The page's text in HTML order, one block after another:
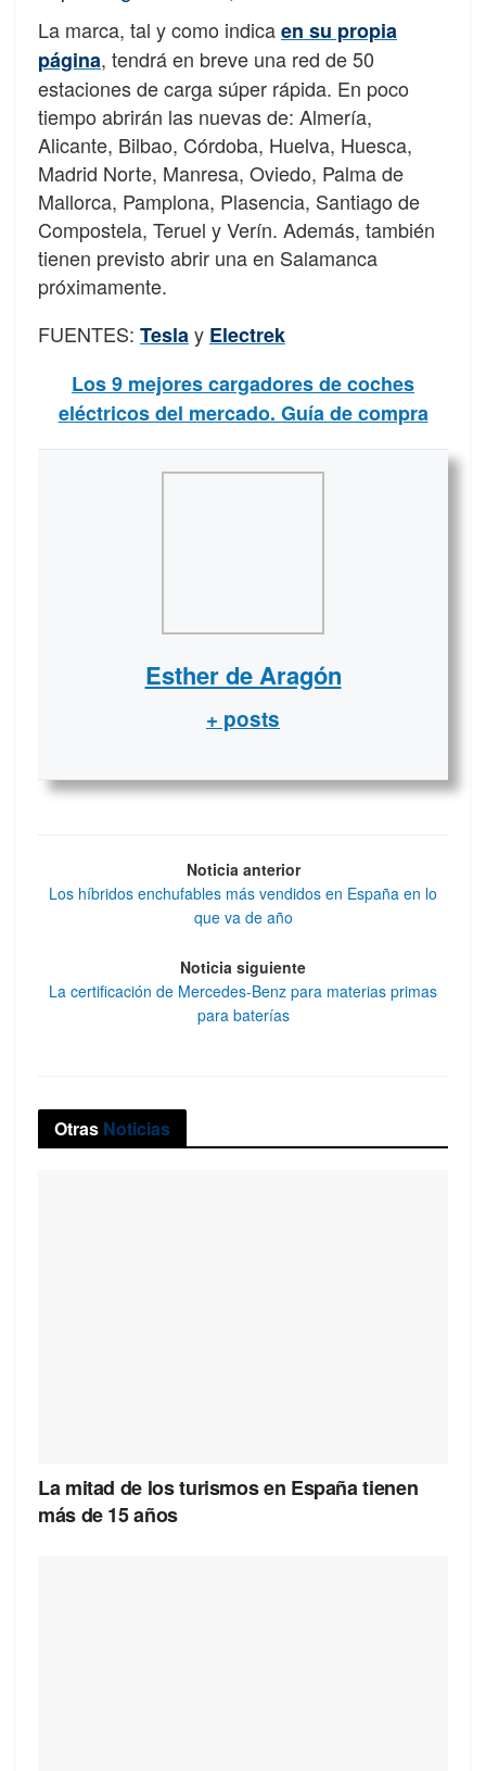
La marca, tal y como indicaen su propia
página, tendrá en breve una red de 50
estaciones de carga súper rápida. En poco
tiempo abrirán las nuevas de: Almería,
Alicante, Bilbao, Córdoba, Huelva, Huesca,
Madrid Norte, Manresa, Oviedo, Palma de
Mallorca, Pamplona, Plasencia, Santiago de
Compostela, Teruel y Verín. Además, también
tienen previsto abrir una en Salamanca
próximamente.
FUENTES: Teslay Electrek
Los 9 mejores cargadores de coches
eléctricos del mercado. Guía de compra
Esther de Aragón
+ posts
Noticia anterior
Los híbridos enchufables más vendidos en España en lo
que va de año
Noticia siguiente
La certificación de Mercedes-Benz para materias primas
para baterías
Otras Noticias
La mitad de los turismos en España tienen
más de 15 años